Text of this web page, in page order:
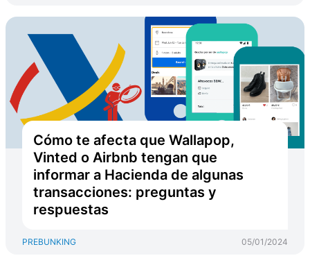
Cómo te afecta que Wallapop,
Vinted o Airbnb tengan que
informar a Hacienda de algunas
transacciones: preguntas y
respuestas
PREBUNKING 05/01/2024